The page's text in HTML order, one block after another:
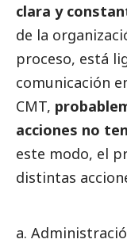
clara y
de la
proceso, está
comunicación
CMT,
acciones no
este modo, el
distintas